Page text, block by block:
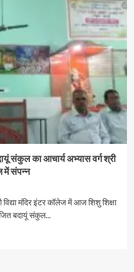
संकुल का आचार्य अभ्यास वर्ग श्री
में संपन्न
विद्या मंदिर इंटर कॉलेज में आज शिशु शिक्षा
बदायूं संकुल...